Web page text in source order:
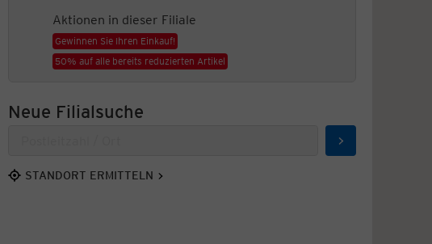
Aktionen in dieser Filiale
Gewinnen Sie Ihren Einkauf!
50% auf alle bereits reduzierten Artikel
Neue Filialsuche
Suchen
STANDORT ERMITTELN